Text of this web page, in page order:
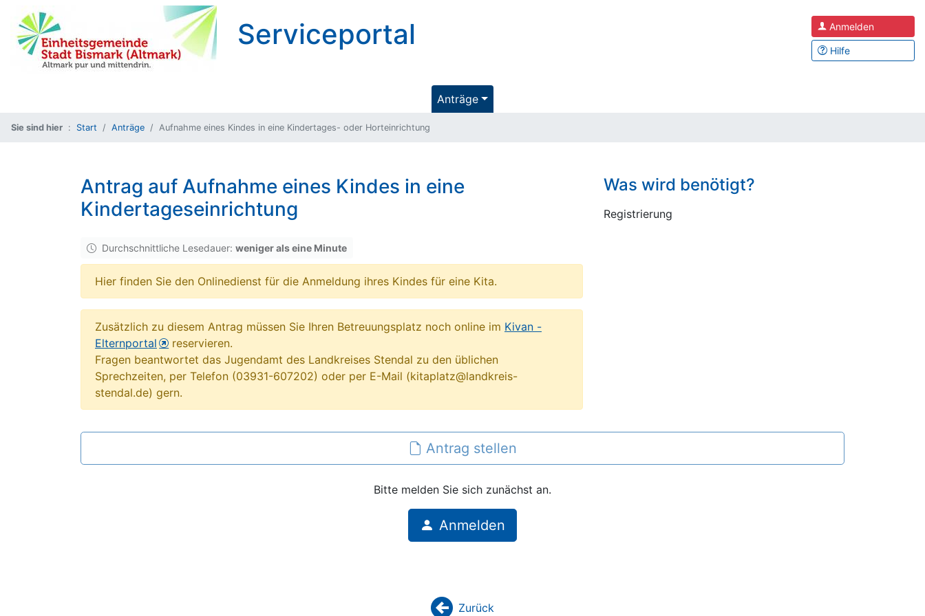
Serviceportal Anmelden
Hilfe
Anträge
Sie sind hier Start Anträge Aufnahme eines Kindes in eine Kindertages- oder Horteinrichtung
Antrag auf Aufnahme eines Kindes in eine
Kindertageseinrichtung
Durchschnittliche Lesedauer: weniger als eine Minute
Hier finden Sie den Onlinedienst für die Anmeldung ihres Kindes für eine Kita.
Zusätzlich zu diesem Antrag müssen Sie Ihren Betreuungsplatz noch online im Kivan -
Elternportal
reservieren.
Fragen beantwortet das Jugendamt des Landkreises Stendal zu den üblichen
Sprechzeiten, per Telefon (03931-607202) oder per E-Mail (kitaplatz@landkreis-
stendal.de) gern.
Was wird benötigt?
Registrierung
Antrag stellen
Bitte melden Sie sich zunächst an.
Anmelden
Zurück